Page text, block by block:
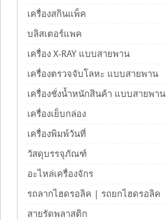
เครื่องสกินแพ็ค
บลิสเตอร์แพค
เครื่อง X-RAY แบบสายพาน
เครื่องตรวจจับโลหะ แบบสายพาน
เครื่องชั่งน้ำหนักสินค้า แบบสายพาน
เครื่องเย็บกล่อง
เครื่องพิมพ์วันที่
วัสดุบรรจุภัณฑ์
อะไหล่เครื่องจักร
รถลากไฮดรอลิค | รถยกไฮดรอลิค
สายรัดพลาสติก